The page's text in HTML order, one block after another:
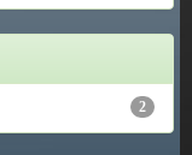
2